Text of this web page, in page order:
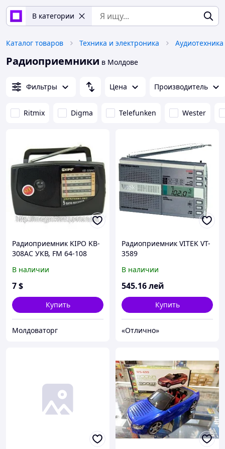
В категории
Каталог товаров Техника и электроника
Радиоприемники в Молдове
Фильтры Цена Производитель
Ritmix Digma Telefunken Wester
Радиоприемник KIPO KB-
308AC УКВ, FM 64-108
В наличии
7$
Купить
Молдоваторг
Радиоприемник VITEK VT-
3589
В наличии
545.16лей
Купить
«Отлично»